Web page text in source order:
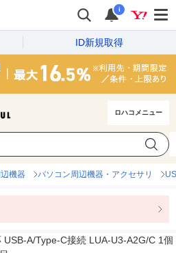
i
ID新規取得
ロハコメニュー
機器 パソコン周辺機器・アクセサリ